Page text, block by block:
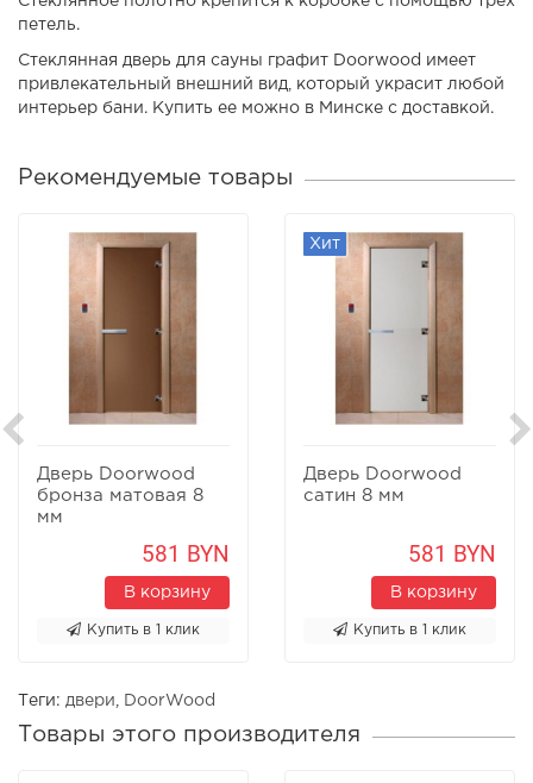
петель.
Стеклянная дверь для сауны графит Doorwood имеет
привлекательный внешний вид, который украсит любой
интерьер бани. Купить ее можно в Минске с доставкой.
Рекомендуемые товары
Дверь Doorwood
бронза матовая 8
мм
581 BYN
В корзину
Купить в 1 клик
Хит
Дверь Doorwood
сатин 8 мм
581 BYN
В корзину
Купить в 1 клик
Теги: двери DoorWood
Товары этого производителя